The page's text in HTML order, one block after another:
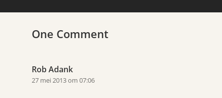
One Comment
Rob Adank
27 mei 2013 om 07:06